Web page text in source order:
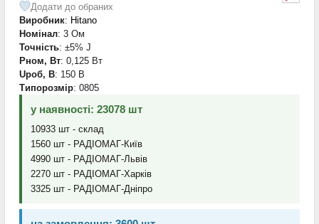
Додати до обраних
Виробник: Hitano
Номінал: 3 Ом
Точність: ±5% J
Pном, Вт: 0,125 Вт
Uроб, В: 150 В
Типорозмір: 0805
у наявності: 23078 шт
10933 шт - склад
1560 шт - РАДІОМАГ-Київ
4990 шт - РАДІОМАГ-Львів
2270 шт - РАДІОМАГ-Харків
3325 шт - РАДІОМАГ-Дніпро